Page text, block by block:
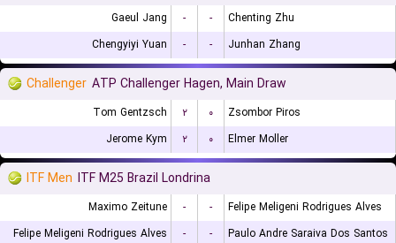
Gaeul Jang - -
Chenting Zhu
Chengyiyi Yuan
- - Junhan Zhang
Challenger ATP Challenger Hagen, Main Draw
Tom Gentzsch ۲ ۰
Zsombor Piros
Jerome Kym
۲ ۰ Elmer Moller
ITF Men ITF M25 Brazil Londrina
Maximo Zeitune - -
Felipe Meligeni Rodrigues Alves
Felipe Meligeni Rodrigues Alves
- - Paulo Andre Saraiva Dos Santos